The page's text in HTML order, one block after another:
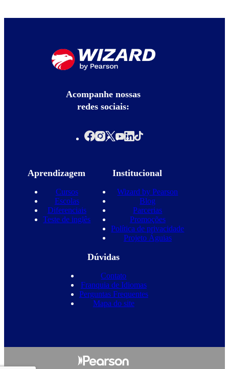
Acompanhe nossas
redes sociais:
Aprendizagem
Cursos
Escolas
Diferenciais
Teste de inglês
Institucional
Wizard by Pearson
Blog
Parcerias
Promoções
Política de privacidade
Projeto Águias
Dúvidas
Contato
Franquia de Idiomas
Perguntas Frequentes
Mapa do site